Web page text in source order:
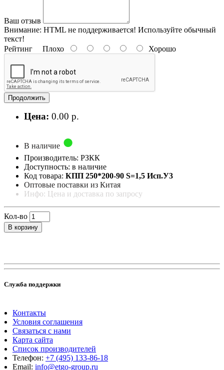
Ваш отзыв
Внимание: HTML не поддерживается! Используйте обычный
текст!
Рейтинг Плохо Хорошо
Продолжить
Цена: 0.00 р.
В наличие
Производитель: РЗКК
Доступность: в наличие
Код товара: КПП 250*200-90 S=1,5 Исп.У3
Оптовые поставки из Китая
Инфо: Цена и доставка по запросу
Кол-во
В корзину
Служба поддержки
Контакты
Условия соглашения
Связаться с нами
Карта сайта
Список производителей
Телефон: +7 (495) 133-86-18
Email: info@etgo-group.ru